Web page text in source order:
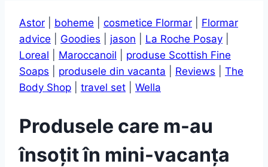
Astor boheme cosmetice Flormar
Flormar
advice
Goodies jason La Roche Posay
Loreal
Maroccanoil
produse Scottish Fine
Soaps
produsele din vacanta Reviews
The
Body Shop
travel set Wella
Produsele care m-au
însoțit în mini-vacanța